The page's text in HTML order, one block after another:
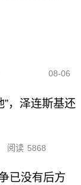
08-06
”，泽连斯基还
阅读 5868
已没有后方